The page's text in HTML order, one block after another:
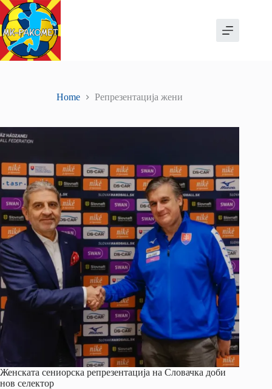
Skip
to
content
Home Репрезентација жени
Женската сениорска репрезентација на Словачка доби
нов селектор